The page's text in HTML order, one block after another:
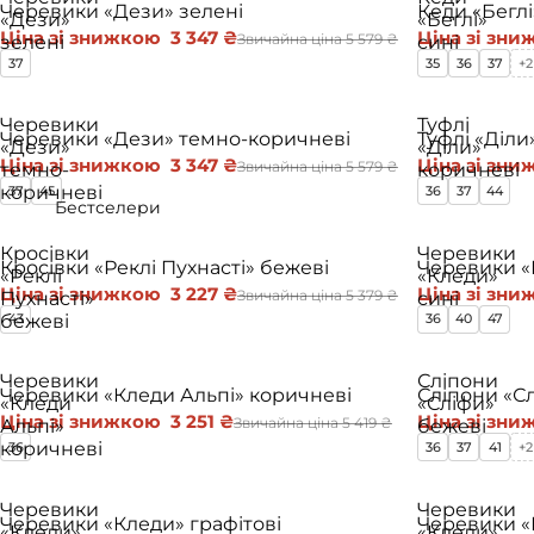
Бестселери
«Дези»
зелені
Черевики «Дези» зелені
Ціна зі знижкою 3 347 ₴Звичайна ціна5 579 ₴
37
«Беглі»
сині
Кеди
Ціна зі
35 36 37 +2
Черевики
«Дези»
темно-
коричневі
−40%
Черевики «Дези» темно-коричневі
Ціна зі знижкою 3 347 ₴Звичайна ціна5 579 ₴
37 45
Туфлі
«Діли»
коричневі
−40%
Туфлі
Ціна зі
36 37 44
Кросівки
«Реклі
Пухнасті»
бежеві
−40%
Кросівки «Реклі Пухнасті» бежеві
Ціна зі знижкою 3 227 ₴Звичайна ціна5 379 ₴
43
Черевики
«Кледи»
сині
−40%
Черевики
Ціна зі
36 40 47
Черевики
«Кледи
Альпі»
коричневі
−40%
Черевики «Кледи Альпі» коричневі
Ціна зі знижкою 3 251 ₴Звичайна ціна5 419 ₴
36
Сліпони
«Сліфи»
бежеві
−40%
Сліпони
Ціна зі
36 37 41 +2
Черевики
−40%
Черевики «Кледи» графітові
Черевики
−40%
Черевики